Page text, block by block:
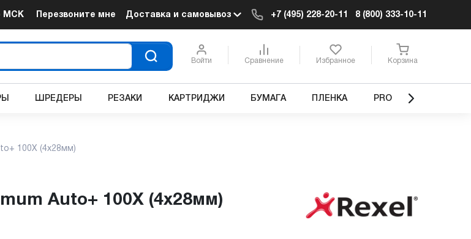
МСК Перезвоните мне Доставка и самовывоз +7 (495) 228-20-11 8 (800) 333-10-11
Войти Сравнение Избранное Корзина
ШРЕДЕРЫ РЕЗАКИ КАРТРИДЖИ БУМАГА ПЛЕНКА PRO
100X (4x28мм)
Auto+ 100X (4x28мм)